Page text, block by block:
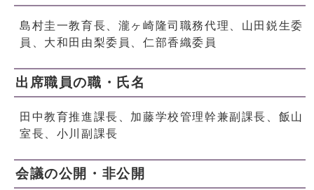
島村圭一教育長、瀧ヶ崎隆司職務代理、山田鋭生委
員、大和田由梨委員、仁部香織委員
出席職員の職・氏名
田中教育推進課長、加藤学校管理幹兼副課長、飯山
室長、小川副課長
会議の公開・非公開